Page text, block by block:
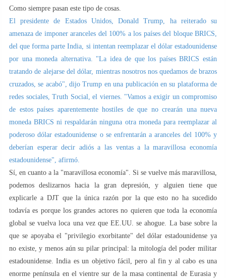
Como siempre pasan este tipo de cosas.
El presidente de Estados Unidos, Donald Trump, ha reiterado su
amenaza de imponer aranceles del 100% a los países del bloque BRICS,
del que forma parte India, si intentan reemplazar el dólar estadounidense
por una moneda alternativa. "La idea de que los países BRICS están
tratando de alejarse del dólar, mientras nosotros nos quedamos de brazos
cruzados, se acabó", dijo Trump en una publicación en su plataforma de
redes sociales, Truth Social, el viernes. "Vamos a exigir un compromiso
de estos países aparentemente hostiles de que no crearán una nueva
moneda BRICS ni respaldarán ninguna otra moneda para reemplazar al
poderoso dólar estadounidense o se enfrentarán a aranceles del 100% y
deberían esperar decir adiós a las ventas a la maravillosa economía
estadounidense", afirmó.
Sí, en cuanto a la "maravillosa economía". Si se vuelve más maravillosa,
podemos deslizarnos hacia la gran depresión, y alguien tiene que
explicarle a DJT que la única razón por la que esto no ha sucedido
todavía es porque los grandes actores no quieren que toda la economía
global se vuelva loca una vez que EE.UU. se ahogue. La base sobre la
que se apoyaba el "privilegio exorbitante" del dólar estadounidense ya
no existe, y menos aún su pilar principal: la mitología del poder militar
estadounidense. India es un objetivo fácil, pero al fin y al cabo es una
enorme península en el vientre sur de la masa continental de Eurasia y